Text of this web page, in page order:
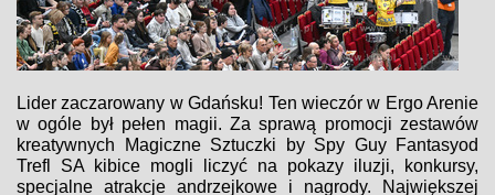
Lider zaczarowany w Gdańsku! Ten wieczór w Ergo Arenie
w ogóle był pełen magii. Za sprawą promocji zestawów
kreatywnych Magiczne Sztuczki by Spy Guy Fantasyod
Trefl SA kibice mogli liczyć na pokazy iluzji, konkursy,
specjalne atrakcje andrzejkowe i nagrody. Największej